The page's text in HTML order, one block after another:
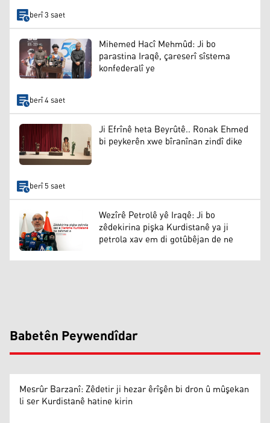
berî 3 saet
Mihemed Hacî Mehmûd: Ji bo
parastina Iraqê, çareserî sîstema
konfederalî ye
berî 4 saet
Ji Efrînê heta Beyrûtê.. Ronak Ehmed
bi peykerên xwe bîranînan zindî dike
berî 5 saet
Wezîrê Petrolê yê Iraqê: Ji bo
zêdekirina pişka Kurdistanê ya ji
petrola xav em di gotûbêjan de ne
Babetên Peywendîdar
Mesrûr Barzanî: Zêdetir ji hezar êrîşên bi dron û mûşekan
li ser Kurdistanê hatine kirin